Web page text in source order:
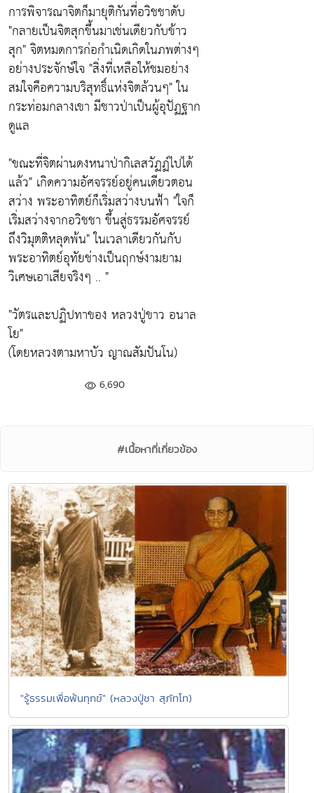
การพิจารณาจิตก็มายุติกันที่อวิชชาดับ
"กลายเป็นจิตสุกขึ้นมาเช่นเดียวกับข้าว
สุก" จิตหมดการก่อกำเนิดเกิดในภพต่างๆ
อย่างประจักษ์ใจ "สิ่งที่เหลือให้ชมอย่าง
สมใจคือความบริสุทธิ์แห่งจิตล้วนๆ" ใน
กระท่อมกลางเขา มีชาวป่าเป็นผู้อุปัฏฐาก
ดูแล
"ขณะที่จิตผ่านดงหนาป่ากิเลสวัฏฏ์ไปได้
แล้ว" เกิดความอัศจรรย์อยู่คนเดียวตอน
สว่าง พระอาทิตย์ก็เริ่มสว่างบนฟ้า "ใจก็
เริ่มสว่างจากอวิชชา ขึ้นสู่ธรรมอัศจรรย์
ถึงวิมุตติหลุดพ้น" ในเวลาเดียวกันกับ
พระอาทิตย์อุทัยช่างเป็นฤกษ์งามยาม
วิเศษเอาเสียจริงๆ .. "
"วัตรและปฏิปทาของ หลวงปู่ขาว อนาล
โย"
(โดยหลวงตามหาบัว ญาณสัมปันโน)
6,690
#เนื้อหาที่เกี่ยวข้อง
"รู้ธรรมเพื่อพ้นทุกข์" (หลวงปู่ชา สุภัทโท)